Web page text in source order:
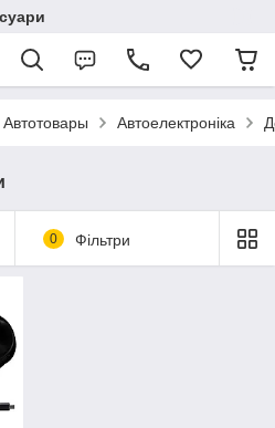
Автотовары Автоелектроніка
0 Фільтри